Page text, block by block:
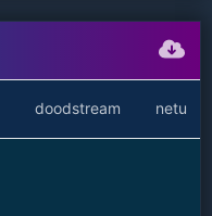
doodstream netu